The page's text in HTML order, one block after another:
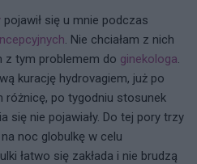
pojawił się u mnie podczas
. Nie chciałam z nich
z tym problemem do ginekologa.
kurację hydrovagiem, już po
różnicę, po tygodniu stosunek
się nie pojawiały. Do tej pory trzy
noc globulkę w celu
łatwo się zakłada i nie brudzą